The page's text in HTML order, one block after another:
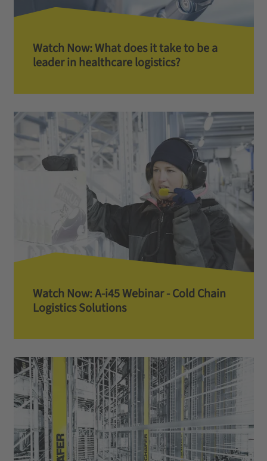
Watch Now: What does it take to be a
leader in healthcare logistics?
Watch Now: A-i45 Webinar - Cold Chain
Logistics Solutions